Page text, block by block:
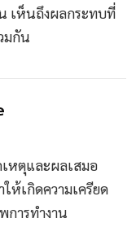
เห็นถึงผลกระทบที่
มกัน
เหตุและผลเสมอ
ห้เกิดความเครียด
การทำงาน